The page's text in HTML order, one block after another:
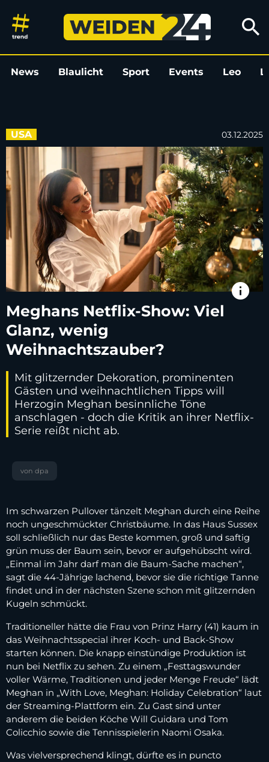
Meghans Netflix-Show: Viel
search
News Blaulicht Sport Events Leo
USA 03.12.2025
info
Meghans Netflix-Show: Viel
Glanz, wenig
Weihnachtszauber?
Mit glitzernder Dekoration, prominenten
Gästen und weihnachtlichen Tipps will
Herzogin Meghan besinnliche Töne
anschlagen - doch die Kritik an ihrer Netflix-
Serie reißt nicht ab.
von dpa
Im schwarzen Pullover tänzelt Meghan durch eine Reihe
noch ungeschmückter Christbäume. In das Haus Sussex
soll schließlich nur das Beste kommen, groß und saftig
grün muss der Baum sein, bevor er aufgehübscht wird.
„Einmal im Jahr darf man die Baum-Sache machen“,
sagt die 44-Jährige lachend, bevor sie die richtige Tanne
findet und in der nächsten Szene schon mit glitzernden
Kugeln schmückt.
Traditioneller hätte die Frau von Prinz Harry (41) kaum in
das Weihnachtsspecial ihrer Koch- und Back-Show
starten können. Die knapp einstündige Produktion ist
nun bei Netflix zu sehen. Zu einem „Festtagswunder
voller Wärme, Traditionen und jeder Menge Freude“ lädt
Meghan in „With Love, Meghan: Holiday Celebration“ laut
der Streaming-Plattform ein. Zu Gast sind unter
anderem die beiden Köche Will Guidara und Tom
Colicchio sowie die Tennisspielerin Naomi Osaka.
Was vielversprechend klingt, dürfte es in puncto